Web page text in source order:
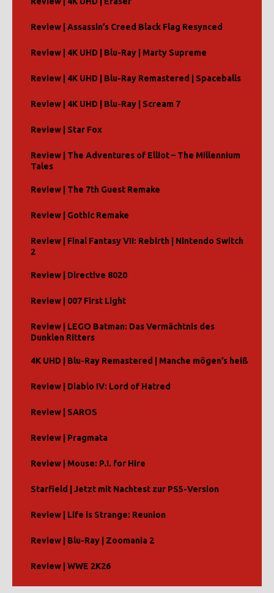
Review | Assassin’s Creed Black Flag Resynced
Review | 4K UHD | Blu-Ray | Marty Supreme
Review | 4K UHD | Blu-Ray Remastered | Spaceballs
Review | 4K UHD | Blu-Ray | Scream 7
Review | Star Fox
Review | The Adventures of Elliot – The Millennium
Tales
Review | The 7th Guest Remake
Review | Gothic Remake
Review | Final Fantasy VII: Rebirth | Nintendo Switch
2
Review | Directive 8020
Review | 007 First Light
Review | LEGO Batman: Das Vermächtnis des
Dunklen Ritters
4K UHD | Blu-Ray Remastered | Manche mögen’s heiß
Review | Diablo IV: Lord of Hatred
Review | SAROS
Review | Pragmata
Review | Mouse: P.I. for Hire
Starfield | Jetzt mit Nachtest zur PS5-Version
Review | Life is Strange: Reunion
Review | Blu-Ray | Zoomania 2
Review | WWE 2K26